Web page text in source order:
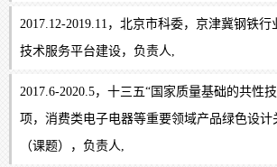
2017.12-2019.11，北京市科委，京津冀钢铁
技术服务平台建设，负责人,
2017.6-2020.5，十三五“国家质量基础的共性
项，消费类电子电器等重要领域产品绿色设计
（课题），负责人,